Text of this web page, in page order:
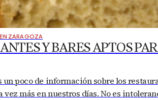
ZARAGOZA
Y BARES APTOS
un poco de información sobre los
vez más en nuestros días. No es